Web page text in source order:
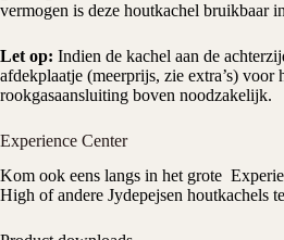
vermogen is deze houtkachel bruikbaar
Let op: Indien de kachel aan de
afdekplaatje (meerprijs, zie extra’s) voor
rookgasaansluiting boven noodzakelijk.
Experience Center
Kom ook eens langs in het grote
High of andere Jydepejsen houtkachels